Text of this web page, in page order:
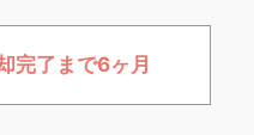
完了まで6ヶ月